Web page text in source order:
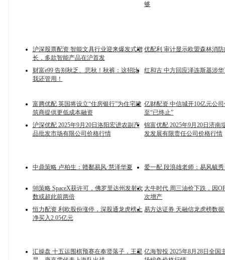
够
沪深股票配资 智能文具行业迎来爆发式增
长，多款智能产品在沪首发
优配利 审计显示欧盟森林消
财富e99 告别秋乏、悲秋！秋裤：这招比
我还管用！
红和古 中方回应泽连斯基涉
富腾优配 英国将设立“住房银行”为住宅建
筑商提供更低成本融资
亿财配资 中信城开10亿元公
至“已终止”
沪深优配 2025年9月20日洛阳宏进农副产
品批发市场有限公司价格行情
锦富优配 2025年9月20日济南
发发展有限责任公司价格行情
中鼎策略 卢柏生：赣鄱易风·慧泽华夏 爱一配 段浪雄老师：易风毓秀
98策略 SpaceX获许可，佛罗里达州发射次
数或超此前两倍
大牛时代 周三油价下跌，因
次增产
恒力配资 利欧股份涨停，深股通龙虎榜上
净买入2.05亿元
易方达证券 天融信龙虎榜数
汇操盘 十五运围棋预赛在奉贤落子，王星 亿海智投 2025年8月28日全国